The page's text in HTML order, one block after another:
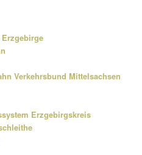
Verkehrsbund Mittelsachsen
Erzgebirgskreis